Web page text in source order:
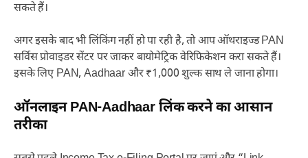
सकते हैं।
अगर इसके बाद भी लिंकिंग नहीं हो पा रही है, तो आप ऑथराइज्ड PAN
सर्विस प्रोवाइडर सेंटर पर जाकर बायोमेट्रिक वेरिफिकेशन करा सकते हैं।
इसके लिए PAN, Aadhaar और ₹1,000 शुल्क साथ ले जाना होगा।
ऑनलाइन PAN-Aadhaar लिंक करने का आसान
तरीका